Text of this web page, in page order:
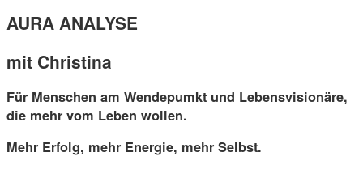
AURA ANALYSE
mit Christina
Für Menschen am Wendepumkt und Lebensvisionäre,
die mehr vom Leben wollen.
Mehr Erfolg, mehr Energie, mehr Selbst.